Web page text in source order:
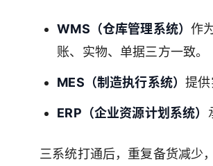
WMS（仓库管理系统）作
账、实物、单据三方一致。
MES（制造执行系统）提
ERP（企业资源计划系统）
三系统打通后，重复备货减少